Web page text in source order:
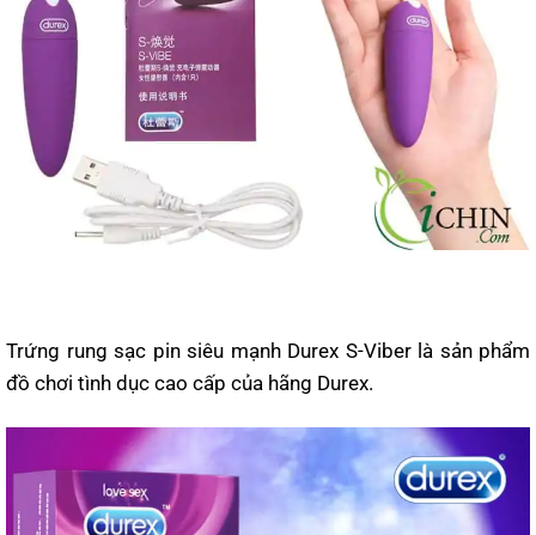
Trứng rung sạc pin siêu mạnh Durex S-Viber là sản phẩm
đồ chơi tình dục cao cấp của hãng Durex.